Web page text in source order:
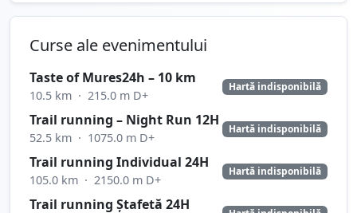
Curse ale evenimentului
Taste of Mures24h – 10 km
10.5 km · 215.0 m D+
Hartă indisponibilă
Trail running – Night Run 12H
52.5 km · 1075.0 m D+
Hartă indisponibilă
Trail running Individual 24H
105.0 km · 2150.0 m D+
Hartă indisponibilă
Trail running Ștafetă 24H